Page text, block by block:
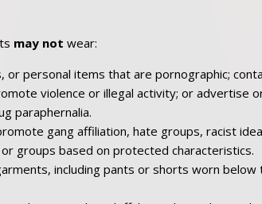
may not wear:
or personal items that are pornographic;
violence or illegal activity; or advertise
paraphernalia.
gang affiliation, hate groups, racist
groups based on protected characteristics.
including pants or shorts worn below